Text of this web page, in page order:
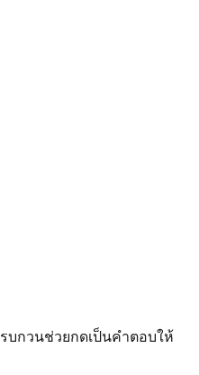
กวนช่วยกดเป็นคำตอบให้